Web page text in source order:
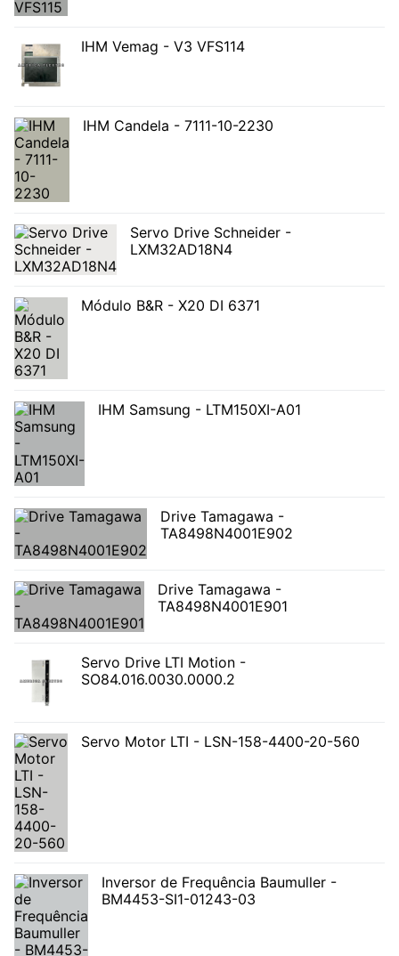
IHM Vemag - V3 VFS114
IHM Candela - 7111-10-2230
Servo Drive Schneider -
LXM32AD18N4
Módulo B&R - X20 DI 6371
IHM Samsung - LTM150XI-A01
Drive Tamagawa -
TA8498N4001E902
Drive Tamagawa -
TA8498N4001E901
Servo Drive LTI Motion -
SO84.016.0030.0000.2
Servo Motor LTI - LSN-158-4400-20-560
Inversor de Frequência Baumuller -
BM4453-SI1-01243-03